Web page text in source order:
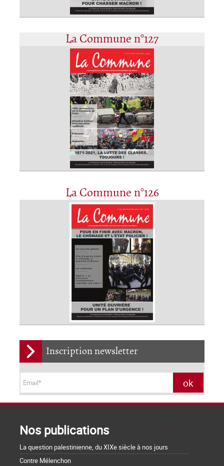
La Commune n°127
La Commune n°126
Inscription newsletter
Nos publications
La question palestinienne, du XIXe siècle à nos jours
Contre Mélenchon